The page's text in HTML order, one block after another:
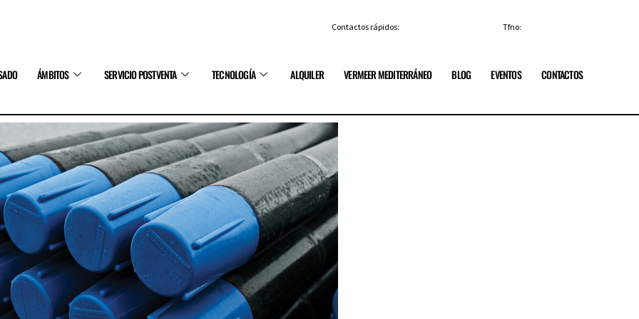
Contactos rápidos: Tfno:
ÁMBITOS SERVICIO POSTVENTA TECNOLOGÍA ALQUILER VERMEER MEDITERRÁNEO BLOG EVENTOS CONTACTOS